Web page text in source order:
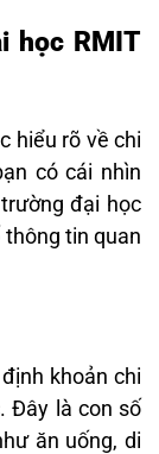
học RMIT
hiểu rõ về chi
có cái nhìn
đại học
tin quan
khoản chi
Đây là con số
ăn uống, di